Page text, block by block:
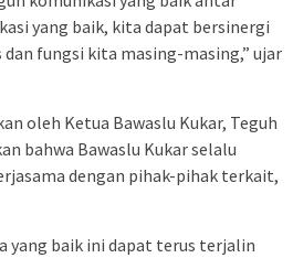
yang baik, kita dapat bersinergi
fungsi kita masing-masing,” ujar
oleh Ketua Bawaslu Kukar, Teguh
bahwa Bawaslu Kukar selalu
dengan pihak-pihak terkait,
yang baik ini dapat terus terjalin